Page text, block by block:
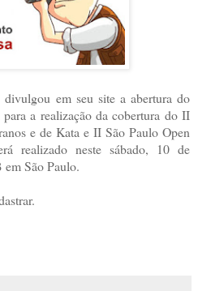
divulgou em seu site a abertura do
a realização da cobertura do II
e de Kata e II São Paulo Open
realizado neste sábado, 10 de
São Paulo.